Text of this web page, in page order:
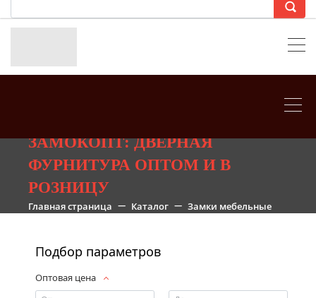
ЗАМОКОПТ: ДВЕРНАЯ
ФУРНИТУРА ОПТОМ И В
РОЗНИЦУ
Главная страница Каталог Замки мебельные
Подбор параметров
Оптовая цена